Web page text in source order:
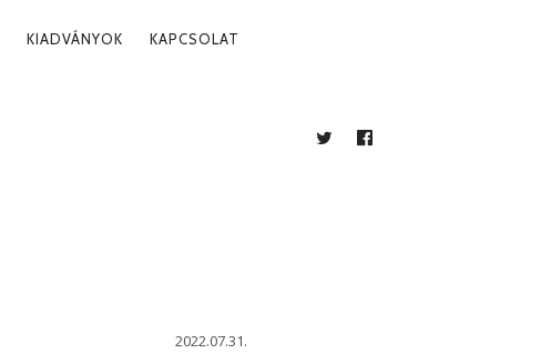
KIADVÁNYOK KAPCSOLAT
TWITTERFACEBOOK
2022.07.31.